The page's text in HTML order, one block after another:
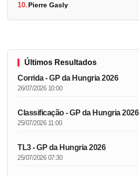
10.Pierre Gasly
Últimos Resultados
Corrida - GP da Hungria 2026
26/07/2026 10:00
Classificação - GP da Hungria 2026
25/07/2026 11:00
TL3 - GP da Hungria 2026
25/07/2026 07:30